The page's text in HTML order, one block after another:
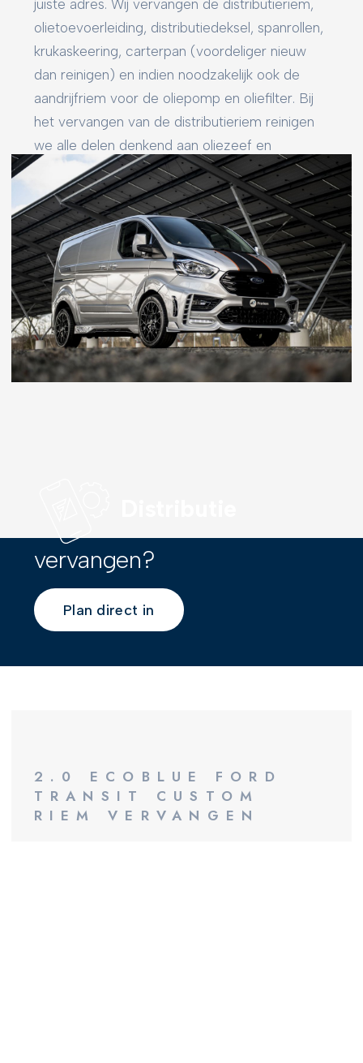
juiste adres. Wij vervangen de distributieriem,
olietoevoerleiding, distributiedeksel, spanrollen,
krukaskeering, carterpan (voordeliger nieuw
dan reinigen) en indien noodzakelijk ook de
aandrijfriem voor de oliepomp en oliefilter. Bij
het vervangen van de distributieriem reinigen
we alle delen denkend aan oliezeef en
leidingen.
vervangen?
Plan direct in
2.0 ECOBLUE FORD
TRANSIT CUSTOM
RIEM VERVANGEN